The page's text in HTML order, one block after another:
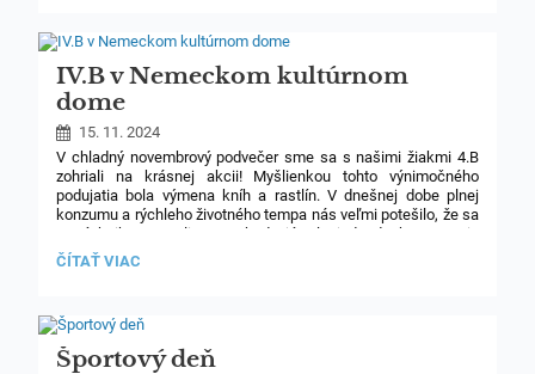
Vďaka deťom a rodičom za pomoc. Naša malá "delička" sa
na malú chvíľočku premenila na útulný anglický domček
s porcelánovými šáločkami.
Bol to pre nás neopakovateľný zážitok.
IV.B v Nemeckom kultúrnom
dome
15. 11. 2024
V chladný novembrový podvečer sme sa s našimi žiakmi 4.B
zohriali na krásnej akcii! Myšlienkou tohto výnimočného
podujatia bola výmena kníh a rastlín. V dnešnej dobe plnej
konzumu a rýchleho životného tempa nás veľmi potešilo, že sa
staré knihy a rastliny nevyhadzujú, ale jednoducho vymenia
za iné.Sála Nemeckého kultúrneho domu bola príjemné
ozdobená, v každom kúte nás čakalo knižné, rastlinné
napr. štítky s pozitívnymi citátmi do črepníkov.
IV.B
KULTÚRNOM
DOME:
ČÍTAŤ VIAC
Športový deň